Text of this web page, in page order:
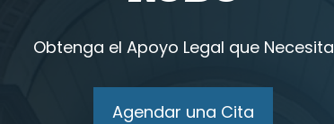
Obtenga el Apoyo Legal que Necesita
Agendar una Cita